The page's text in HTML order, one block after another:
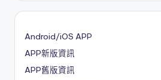
Android/iOS APP
APP新版資訊
APP舊版資訊